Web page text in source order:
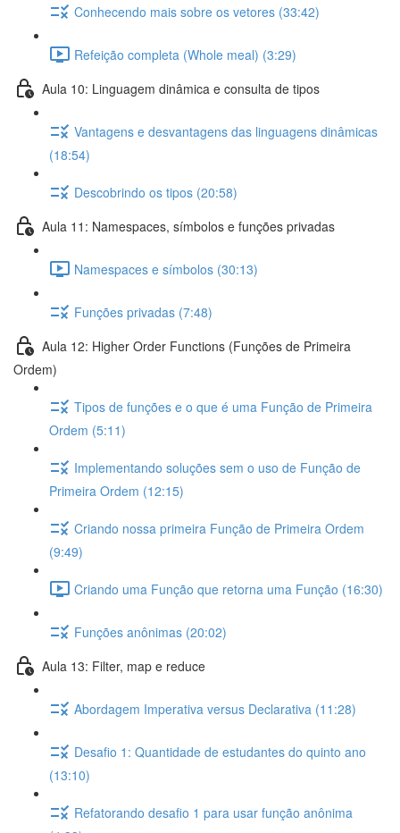
Conhecendo mais sobre os vetores (33:42)
Refeição completa (Whole meal) (3:29)
Aula 10: Linguagem dinâmica e consulta de tipos
Vantagens e desvantagens das linguagens dinâmicas
(18:54)
Descobrindo os tipos (20:58)
Aula 11: Namespaces, símbolos e funções privadas
Namespaces e símbolos (30:13)
Funções privadas (7:48)
Aula 12: Higher Order Functions (Funções de Primeira
Ordem)
Tipos de funções e o que é uma Função de Primeira
Ordem (5:11)
Implementando soluções sem o uso de Função de
Primeira Ordem (12:15)
Criando nossa primeira Função de Primeira Ordem
(9:49)
Criando uma Função que retorna uma Função (16:30)
Funções anônimas (20:02)
Aula 13: Filter, map e reduce
Abordagem Imperativa versus Declarativa (11:28)
Desafio 1: Quantidade de estudantes do quinto ano
(13:10)
Refatorando desafio 1 para usar função anônima